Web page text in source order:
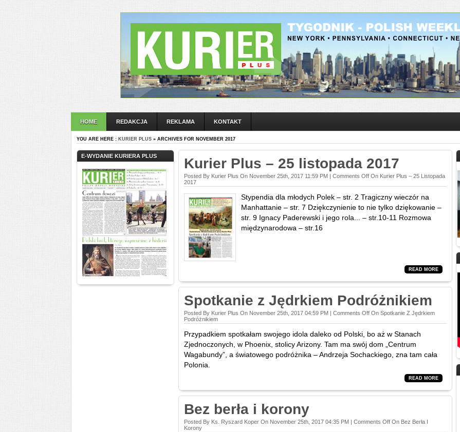
HOME REDAKCJA REKLAMA KONTAKT
YOU ARE HERE : KURIER PLUS » ARCHIVES FOR NOVEMBER 2017
E-WYDANIE KURIERA PLUS Kurier Plus – 25 listopada 2017
Posted By Kurier Plus On November 25th, 2017 11:59 PM | Comments Off On Kurier Plus – 25 Listopada
2017
Stypendia dla młodych Polek – str. 2 Tragiczny wieczór na
Manhattanie – str. 7 Dziękczynienie to nie tylko dziękowanie –
str. 9 Ignacy Paderewski i jego rola... – str.10-11 Rozmowa
międzynarodowa – str.16
READ MORE
Spotkanie z Jędrkiem Podróżnikiem
Posted By Kurier Plus On November 25th, 2017 04:59 PM | Comments Off On Spotkanie Z Jędrkiem
Podróżnikiem
Przypadkiem spotkałam swojego idola daleko od Polski, bo aż w Stanach
Zjednoczonych, w Phoenix, stolicy Arizony. Tam ma swój dom „Centrum
Wagabundy”, a światowego podróżnika – Andrzeja Sochackiego, zna tam cała
Polonia.
READ MORE
Bez berła i korony
Posted By Ks. Ryszard Koper On November 25th, 2017 04:35 PM | Comments Off On Bez Berła I
Korony